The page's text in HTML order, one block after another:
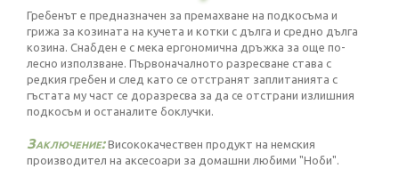
Гребенът е предназначен за премахване на подкосъма и
грижа за козината на кучета и котки с дълга и средно дълга
козина. Снабден е с мека ергономична дръжка за още по-
лесно използване. Първоначалното разресване става с
редкия гребен и след като се отстранят заплитанията с
гъстата му част се доразресва за да се отстрани излишния
подкосъм и останалите боклучки.
Заключение:Висококачествен продукт на немския
производител на аксесоари за домашни любими "Ноби".